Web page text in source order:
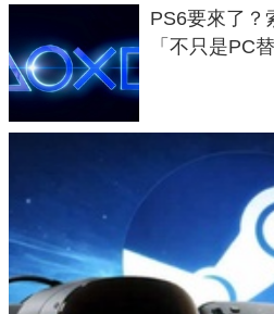
PS6要來了？
「不只是PC